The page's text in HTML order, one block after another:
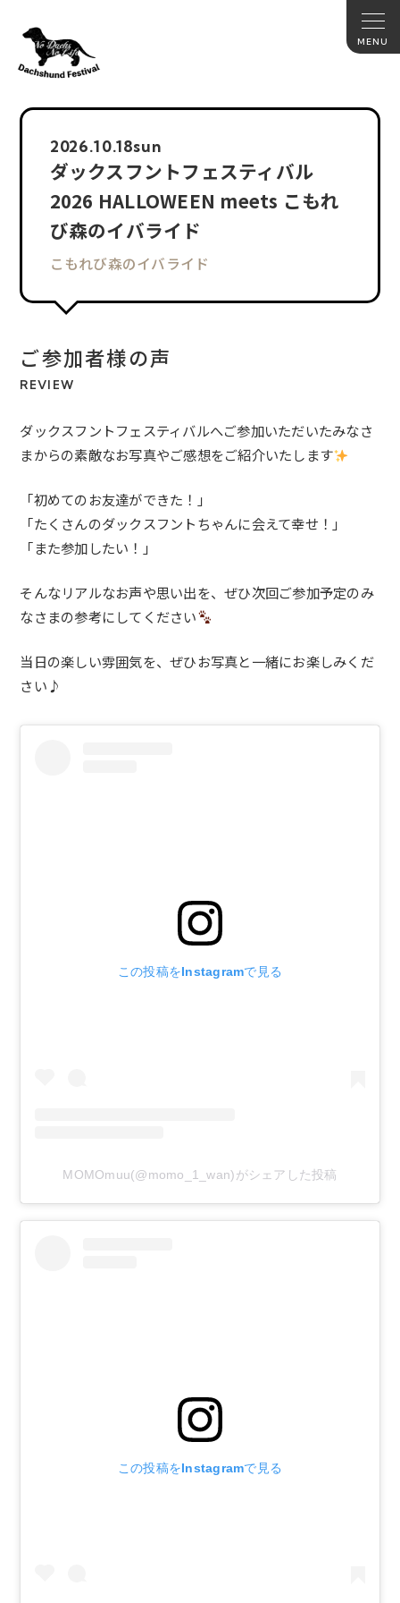
2026.10.18sun
ダックスフントフェスティバル
2026 HALLOWEEN meets こもれ
び森のイバライド
こもれび森のイバライド
ご参加者様の声
REVIEW
ダックスフントフェスティバルへご参加いただいたみなさ
まからの素敵なお写真やご感想をご紹介いたします
「初めてのお友達ができた！」
「たくさんのダックスフントちゃんに会えて幸せ！」
「また参加したい！」
そんなリアルなお声や思い出を、ぜひ次回ご参加予定のみ
なさまの参考にしてください
当日の楽しい雰囲気を、ぜひお写真と一緒にお楽しみくだ
さい♪
この投稿をInstagramで見る
MOMOmuu(@momo_1_wan)がシェアした投稿
この投稿をInstagramで見る